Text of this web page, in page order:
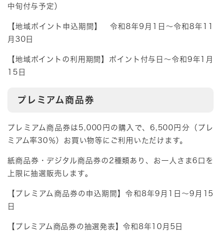
中旬付与予定）
【地域ポイント申込期間】 令和8年9月1日～令和8年11
月30日
【地域ポイントの利用期間】ポイント付与日～令和9年1月
15日
プレミアム商品券
プレミアム商品券は5,000円の購入で、6,500円分（プレ
ミアム率30％）お買い物等にご利用いただけます。
紙商品券・デジタル商品券の2種類あり、お一人さま6口を
上限に抽選販売します。
【プレミアム商品券の申込期間】令和8年9月1日～9月15
日
【プレミアム商品券の抽選発表】令和8年10月5日